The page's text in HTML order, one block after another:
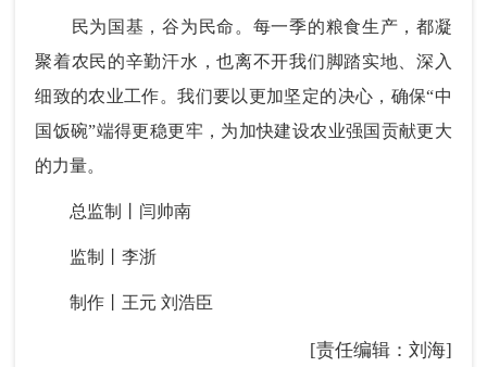
民为国基，谷为民命。每一季的粮食生产，都凝
聚着农民的辛勤汗水，也离不开我们脚踏实地、深入
细致的农业工作。我们要以更加坚定的决心，确保“中
国饭碗”端得更稳更牢，为加快建设农业强国贡献更大
的力量。
总监制丨闫帅南
监制丨李浙
制作丨王元 刘浩臣
[责任编辑：刘海]